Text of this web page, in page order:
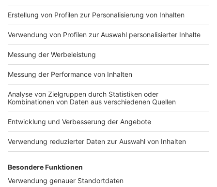
DATENSCHUTZ
MEDIADATEN BRIEFING (PDF)
MEDIADATEN PRINT (PDF)
MEDIADATEN NEWS-WEBSITE (PDF)
ALLE COMPUTERWORLD BRIEFINGS
STELLENMARKT
Computerworld Newsletter
JETZT ABONNIEREN